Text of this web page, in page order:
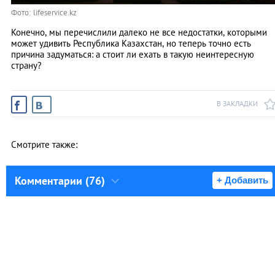
Фото: lifeservice.kz
Конечно, мы перечислили далеко не все недостатки, которыми
может удивить Республика Казахстан, но теперь точно есть
причина задуматься: а стоит ли ехать в такую неинтересную
страну?
В ЗАКЛАДКИ
Смотрите также:
Комментарии (76) + Добавить